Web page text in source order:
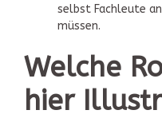
selbst Fachleute
müssen.
Welche
hier